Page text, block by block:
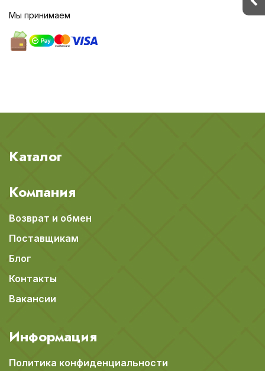
Мы принимаем
Каталог
Компания
Возврат и обмен
Поставщикам
Блог
Контакты
Вакансии
Информация
Политика конфиденциальности